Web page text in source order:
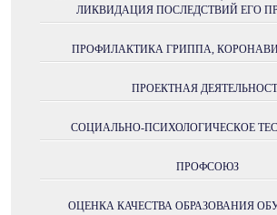
ЛИКВИДАЦИЯ ПОСЛЕДСТВИЙ ЕГО
ПРОФИЛАКТИКА ГРИППА,
ПРОЕКТНАЯ
СОЦИАЛЬНО-ПСИХОЛОГИЧЕСКОЕ
ПРОФСОЮЗ
ОЦЕНКА КАЧЕСТВА ОБРАЗОВАНИЯ